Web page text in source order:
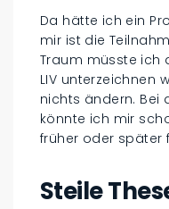
Da hätte ich ein
mir ist die
Traum müsste ich
LIV unterzeichnen
nichts ändern. Bei
könnte ich mir
früher oder später
Steile